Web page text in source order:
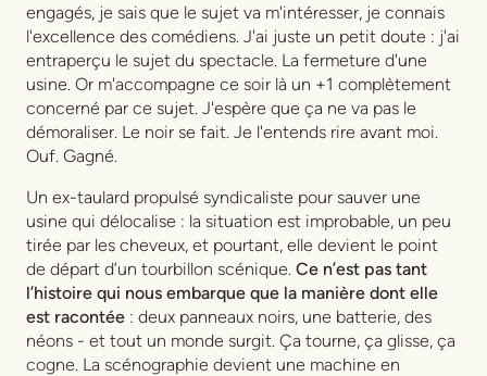
engagés, je sais que le sujet va m'intéresser, je connais
l'excellence des comédiens. J'ai juste un petit doute : j'ai
entraperçu le sujet du spectacle. La fermeture d'une
usine. Or m'accompagne ce soir là un +1 complètement
concerné par ce sujet. J'espère que ça ne va pas le
démoraliser. Le noir se fait. Je l'entends rire avant moi.
Ouf. Gagné.
Un ex-taulard propulsé syndicaliste pour sauver une
usine qui délocalise : la situation est improbable, un peu
tirée par les cheveux, et pourtant, elle devient le point
de départ d’un tourbillon scénique. Ce n’est pas tant
l’histoire qui nous embarque que la manière dont elle
est racontée : deux panneaux noirs, une batterie, des
néons - et tout un monde surgit. Ça tourne, ça glisse, ça
cogne. La scénographie devient une machine en